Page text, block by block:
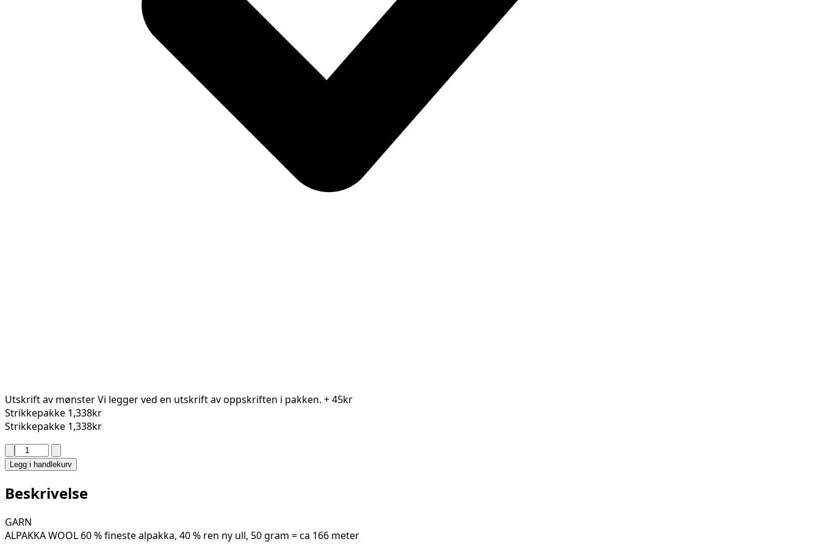
Utskrift av mønsterVi legger ved en utskrift av oppskriften i pakken. + 45kr
Strikkepakke 1,338kr
Strikkepakke 1,338kr
FANA
JAKKE
130-
01H
antall
Legg i handlekurv
Beskrivelse
GARN
ALPAKKA WOOL 60 % fineste alpakka, 40 % ren ny ull, 50 gram = ca 166 meter